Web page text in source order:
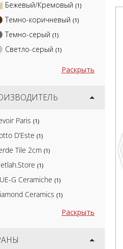
Бежевый/Кремовый (1)
Темно-коричневый (1)
Темно-серый (1)
Светло-серый (1)
Раскрыть
Paris (1)
D’Este (1)
Tile 2cm (1)
(1)
G Ceramiche (1)
Ceramics (1)
Tiles
Раскрыть